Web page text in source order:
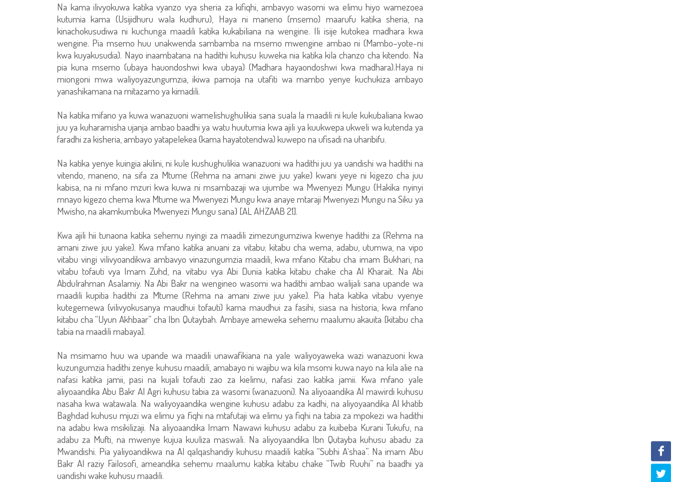
Na kama ilivyokuwa katika vyanzo vya sheria za kifiqhi, ambavyo wasomi wa elimu hiyo wamezoea
kutumia kama (Usijidhuru wala kudhuru), Haya ni maneno (msemo) maarufu katika sheria, na
kinachokusudiwa ni kuchunga maadili katika kukabiliana na wengine. Ili isije kutokea madhara kwa
wengine. Pia msemo huu unakwenda sambamba na msemo mwengine ambao ni (Mambo–yote-ni
kwa kuyakusudia). Nayo inaambatana na hadithi kuhusu kuweka nia katika kila chanzo cha kitendo. Na
pia kuna msemo (ubaya hauondoshwi kwa ubaya) (Madhara hayaondoshwi kwa madhara).Haya ni
miongoni mwa waliyoyazungumzia, ikiwa pamoja na utafiti wa mambo yenye kuchukiza ambayo
yanashikamana na mitazamo ya kimadili.
Na katika mifano ya kuwa wanazuoni wamelishughulikia sana suala la maadili ni kule kukubaliana kwao
juu ya kuharamisha ujanja ambao baadhi ya watu huutumia kwa ajili ya kuukwepa ukweli wa kutenda ya
faradhi za kisheria, ambayo yatapelekea (kama hayatotendwa) kuwepo na ufisadi na uharibifu.
Na katika yenye kuingia akilini, ni kule kushughulikia wanazuoni wa hadithi juu ya uandishi wa hadithi na
vitendo, maneno, na sifa za Mtume (Rehma na amani ziwe juu yake) kwani yeye ni kigezo cha juu
kabisa, na ni mfano mzuri kwa kuwa ni msambazaji wa ujumbe wa Mwenyezi Mungu {Hakika nyinyi
mnayo kigezo chema kwa Mtume wa Mwenyezi Mungu kwa anaye mtaraji Mwenyezi Mungu na Siku ya
Mwisho, na akamkumbuka Mwenyezi Mungu sana} [AL AHZAAB 21].
Kwa ajili hii tunaona katika sehemu nyingi za maadili zimezungumziwa kwenye hadithi za (Rehma na
amani ziwe juu yake). Kwa mfano katika anuani za vitabu; kitabu cha wema, adabu, utumwa, na vipo
vitabu vingi vilivyoandikwa ambavyo vinazungumzia maadili, kwa mfano Kitabu cha imam Bukhari, na
vitabu tofauti vya Imam Zuhd, na vitabu vya Abi Dunia katika kitabu chake cha Al Kharait. Na Abi
Abdulrahman Asalamiy. Na Abi Bakr na wengineo wasomi wa hadithi ambao walijali sana upande wa
maadili kupitia hadithi za Mtume (Rehma na amani ziwe juu yake). Pia hata katika vitabu vyenye
kutegemewa (vilivyokusanya maudhui tofauti) kama maudhui za fasihi, siasa na historia, kwa mfano
kitabu cha “Uyun Akhbaar” cha Ibn Qutaybah. Ambaye ameweka sehemu maalumu akauita [kitabu cha
tabia na maadili mabaya].
Na msimamo huu wa upande wa maadili unawafikiana na yale waliyoyaweka wazi wanazuoni kwa
kuzungumzia hadithi zenye kuhusu maadili, amabayo ni wajibu wa kila msomi kuwa nayo na kila alie na
nafasi katika jamii, pasi na kujali tofauti zao za kielimu, nafasi zao katika jamii. Kwa mfano yale
aliyoaandika Abu Bakr Al Agri kuhusu tabia za wasomi (wanazuoni). Na aliyoaandika Al mawirdi kuhusu
nasaha kwa watawala. Na waliyoyaandika wengine kuhusu adabu za kadhi, na aliyoyaandika Al khatib
Baghdad kuhusu mjuzi wa elimu ya fiqhi na mtafutaji wa elimu ya fiqhi na tabia za mpokezi wa hadithi
na adabu kwa msikilizaji. Na aliyoaandika Imam Nawawi kuhusu adabu za kuibeba Kurani Tukufu, na
adabu za Mufti, na mwenye kujua kuuliza maswali. Na aliyoyaandika Ibn Qutayba kuhusu abadu za
Mwandishi. Pia yaliyoandikwa na Al qalqashandiy kuhusu maadili katika “Subhi A`shaa”. Na imam Abu
Bakr Al raziy Failosofi, ameandika sehemu maalumu katika kitabu chake “Twib Ruuhi” na baadhi ya
uandishi wake kuhusu maadili.